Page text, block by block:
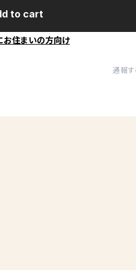
to cart
お住まいの方向け
通報す